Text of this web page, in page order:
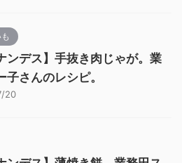
ンデス】手抜き肉じゃが。業
子さんのレシピ。
20